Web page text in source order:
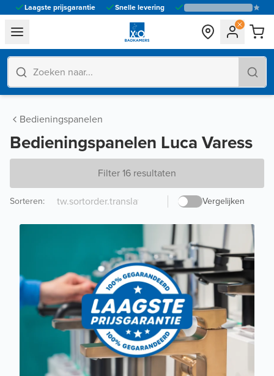
Laagste prijsgarantie Snelle levering
general.navigation.toggle_menu.label
Bedieningspanelen
Bedieningspanelen Luca Varess
Filter 16 resultaten
Vergelijken
Sorteren: